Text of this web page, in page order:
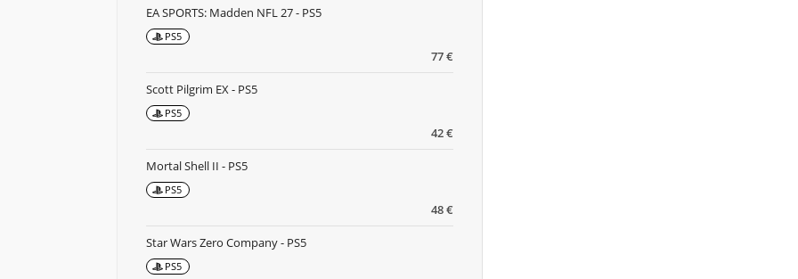
77 €
EA SPORTS: Madden NFL 27 - PS5
PS5
42 €
Scott Pilgrim EX - PS5
PS5
48 €
Mortal Shell II - PS5
PS5
Star Wars Zero Company - PS5
PS5